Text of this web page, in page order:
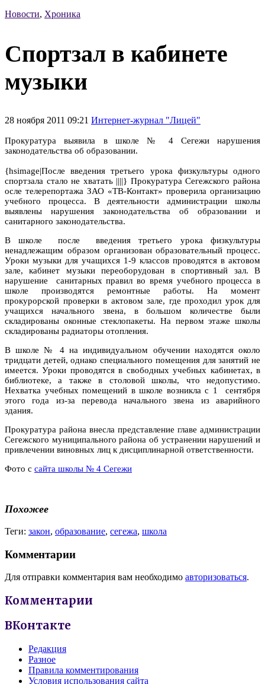
Новости, Хроника
Спортзал в кабинете
музыки
28 ноября 2011 09:21 Интернет-журнал "Лицей"
Прокуратура выявила в школе № 4 Сегежи нарушения
законодательства об образовании.
{hsimage|После введения третьего урока физкультуры одного
спортзала стало не хватать ||||} Прокуратура Сегежского района
осле телерепортажа ЗАО «ТВ-Контакт» проверила организацию
учебного процесса. В деятельности администрации школы
выявлены нарушения законодательства об образовании и
санитарного законодательства.
В школе после введения третьего урока физкультуры
ненадлежащим образом организован образовательный процесс.
Уроки музыки для учащихся 1-9 классов проводятся в актовом
зале, кабинет музыки переоборудован в спортивный зал. В
нарушение санитарных правил во время учебного процесса в
школе производятся ремонтные работы. На момент
прокурорской проверки в актовом зале, где проходил урок для
учащихся начального звена, в большом количестве были
складированы оконные стеклопакеты. На первом этаже школы
складированы радиаторы отопления.
В школе № 4 на индивидуальном обучении находятся около
тридцати детей, однако специального помещения для занятий не
имеется. Уроки проводятся в свободных учебных кабинетах, в
библиотеке, а также в столовой школы, что недопустимо.
Нехватка учебных помещений в школе возникла с 1 сентября
этого года из-за перевода начального звена из аварийного
здания.
Прокуратура района внесла представление главе администрации
Сегежского муниципального района об устранении нарушений и
привлечении виновных лиц к дисциплинарной ответственности.
Фото с сайта школы № 4 Сегежи
Похожее
Теги: закон, образование, сегежа, школа
Комментарии
Для отправки комментария вам необходимо авторизоваться.
Комментарии
ВКонтакте
Редакция
Разное
Правила комментирования
Условия использования сайта